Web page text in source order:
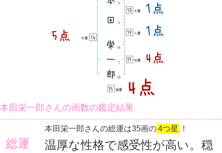
本田栄一郎さんの画数の鑑定結果
総運
本田栄一郎さんの総運は35画の4つ星 ！
温厚な性格で感受性が高い。穏